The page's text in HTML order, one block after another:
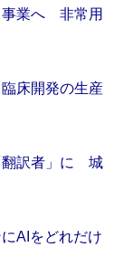
事業へ 非常用
床開発の生産
翻訳者」に 城
AIをどれだけ